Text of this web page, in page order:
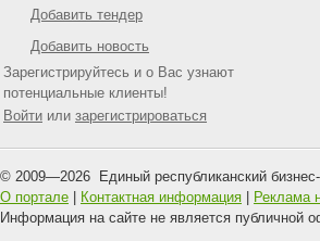
Добавить тендер
Добавить новость
Зарегистрируйтесь и о Вас узнают
потенциальные клиенты!
Войти или зарегистрироваться
© 2009—2026 Единый республиканский
О портале
Контактная информация Реклама
Информация на сайте не является публичной